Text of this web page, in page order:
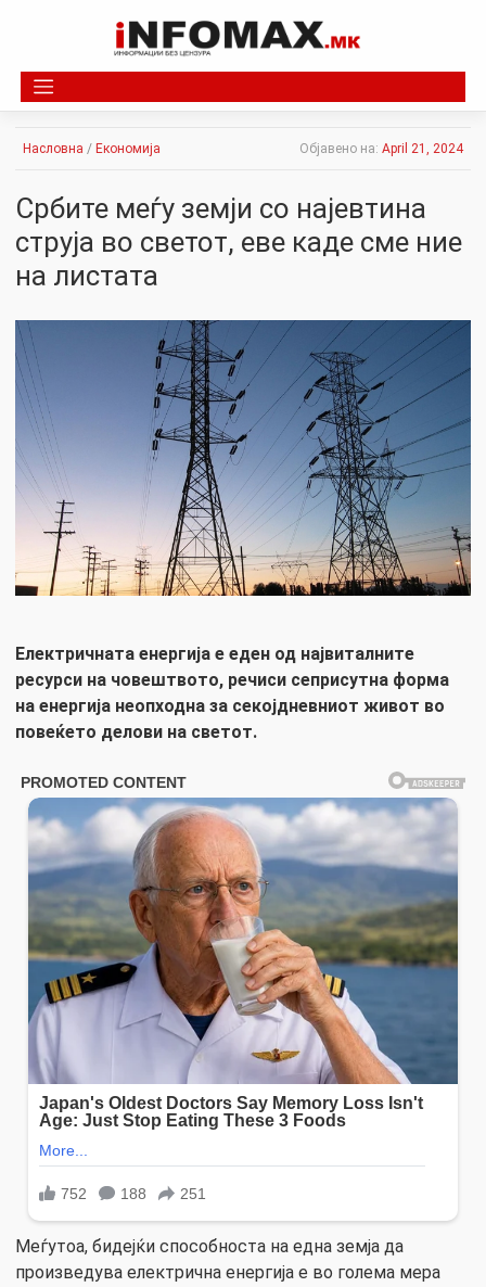
Насловна / Економија Објавено на: April 21, 2024
Србите меѓу земји со најевтина
струја во светот, еве каде сме ние
на листата
Електричната енергија е еден од највиталните
ресурси на човештвото, речиси сеприсутна форма
на енергија неопходна за секојдневниот живот во
повеќето делови на светот.
Меѓутоа, бидејќи способноста на една земја да
произведува електрична енергија е во голема мера